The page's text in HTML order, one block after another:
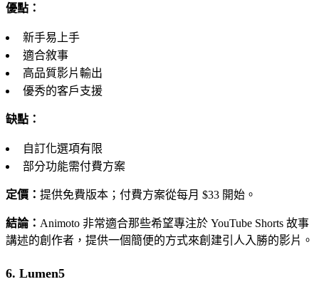
優點：
新手易上手
適合敘事
高品質影片輸出
優秀的客戶支援
缺點：
自訂化選項有限
部分功能需付費方案
定價： 提供免費版本；付費方案從每月 $33 開始。
結論： Animoto 非常適合那些希望專注於 YouTube Shorts 故事
講述的創作者，提供一個簡便的方式來創建引人入勝的影片。
6. Lumen5